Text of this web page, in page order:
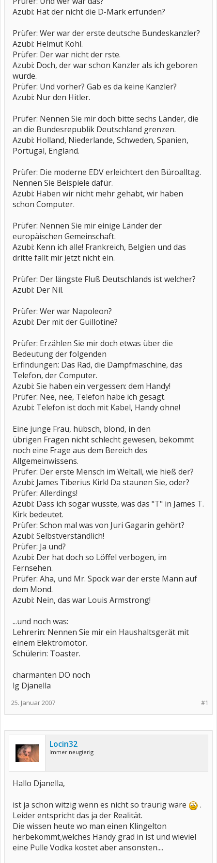
Azubi: Hat der nicht die D-Mark erfunden?
Prüfer: Wer war der erste deutsche Bundeskanzler?
Azubi: Helmut Kohl.
Prüfer: Der war nicht der rste.
Azubi: Doch, der war schon Kanzler als ich geboren
wurde.
Prüfer: Und vorher? Gab es da keine Kanzler?
Azubi: Nur den Hitler.
Prüfer: Nennen Sie mir doch bitte sechs Länder, die
an die Bundesrepublik Deutschland grenzen.
Azubi: Holland, Niederlande, Schweden, Spanien,
Portugal, England.
Prüfer: Die moderne EDV erleichtert den Büroalltag.
Nennen Sie Beispiele dafür.
Azubi: Haben wir nicht mehr gehabt, wir haben
schon Computer.
Prüfer: Nennen Sie mir einige Länder der
europäischen Gemeinschaft.
Azubi: Kenn ich alle! Frankreich, Belgien und das
dritte fällt mir jetzt nicht ein.
Prüfer: Der längste Fluß Deutschlands ist welcher?
Azubi: Der Nil.
Prüfer: Wer war Napoleon?
Azubi: Der mit der Guillotine?
Prüfer: Erzählen Sie mir doch etwas über die
Bedeutung der folgenden
Erfindungen: Das Rad, die Dampfmaschine, das
Telefon, der Computer.
Azubi: Sie haben ein vergessen: dem Handy!
Prüfer: Nee, nee, Telefon habe ich gesagt.
Azubi: Telefon ist doch mit Kabel, Handy ohne!
Eine junge Frau, hübsch, blond, in den
übrigen Fragen nicht schlecht gewesen, bekommt
noch eine Frage aus dem Bereich des
Allgemeinwissens.
Prüfer: Der erste Mensch im Weltall, wie hieß der?
Azubi: James Tiberius Kirk! Da staunen Sie, oder?
Prüfer: Allerdings!
Azubi: Dass ich sogar wusste, was das "T" in James T.
Kirk bedeutet.
Prüfer: Schon mal was von Juri Gagarin gehört?
Azubi: Selbstverständlich!
Prüfer: Ja und?
Azubi: Der hat doch so Löffel verbogen, im
Fernsehen.
Prüfer: Aha, und Mr. Spock war der erste Mann auf
dem Mond.
Azubi: Nein, das war Louis Armstrong!
...und noch was:
Lehrerin: Nennen Sie mir ein Haushaltsgerät mit
einem Elektromotor.
Schülerin: Toaster.
charmanten DO noch
lg Djanella
#1
25. Januar 2007
Locin32
Immer neugierig
Hallo Djanella,
ist ja schon witzig wenn es nicht so traurig wäre
.
Leider entspricht das ja der Realität.
Die wissen heute wo man einen Klingelton
herbekommt,welches Handy grad in ist und wieviel
eine Pulle Vodka kostet aber ansonsten....